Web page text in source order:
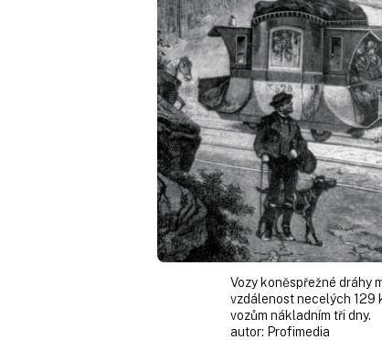
Vozy koněspřežné dráhy
vzdálenost necelých 129
vozům nákladním tři dny.
autor: Profimedia